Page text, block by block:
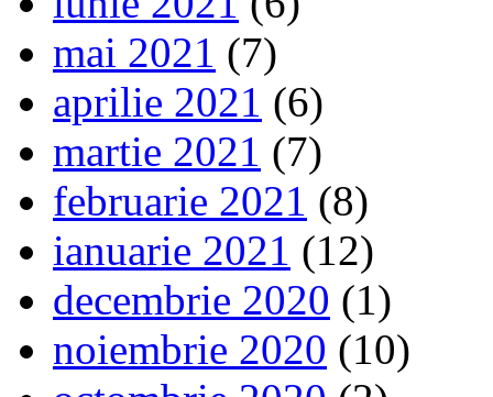
mai 2021 (7)
aprilie 2021 (6)
martie 2021 (7)
februarie 2021 (8)
ianuarie 2021 (12)
decembrie 2020 (1)
noiembrie 2020 (10)